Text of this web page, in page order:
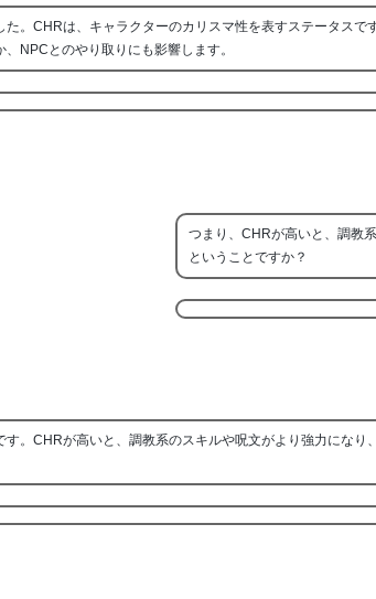
た。CHRは、キャラクターのカリスマ性を表すステータス
、NPCとのやり取りにも影響します。
つまり、CHRが高いと、調教
ということですか？
す。CHRが高いと、調教系のスキルや呪文がより強力にな